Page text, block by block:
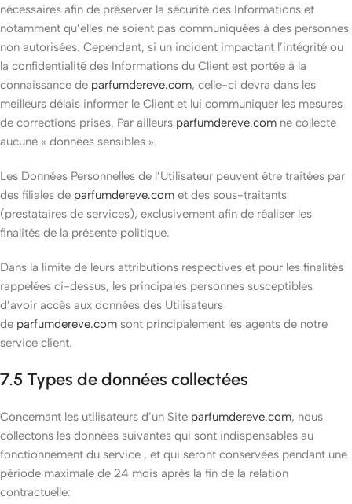
nécessaires afin de préserver la sécurité des Informations et
notamment qu’elles ne soient pas communiquées à des personnes
non autorisées. Cependant, si un incident impactant l’intégrité ou
la confidentialité des Informations du Client est portée à la
connaissance de parfumdereve.com, celle-ci devra dans les
meilleurs délais informer le Client et lui communiquer les mesures
de corrections prises. Par ailleurs parfumdereve.com ne collecte
aucune « données sensibles ».
Les Données Personnelles de l’Utilisateur peuvent être traitées par
des filiales de parfumdereve.com et des sous-traitants
(prestataires de services), exclusivement afin de réaliser les
finalités de la présente politique.
Dans la limite de leurs attributions respectives et pour les finalités
rappelées ci-dessus, les principales personnes susceptibles
d’avoir accès aux données des Utilisateurs
de parfumdereve.com sont principalement les agents de notre
service client.
7.5 Types de données collectées
Concernant les utilisateurs d’un Site parfumdereve.com, nous
collectons les données suivantes qui sont indispensables au
fonctionnement du service , et qui seront conservées pendant une
période maximale de 24 mois après la fin de la relation
contractuelle: